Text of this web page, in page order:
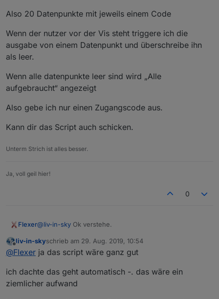
in einem datenpunkt - speziell für "meine " vis
Also 20 Datenpunkte mit jeweils einem Code
Wenn der nutzer vor der Vis steht triggere ich die
ausgabe von einem Datenpunkt und überschreibe ihn
als leer.
Wenn alle datenpunkte leer sind wird „Alle
aufgebraucht“ angezeigt
Also gebe ich nur einen Zugangscode aus.
Kann dir das Script auch schicken.
Unterm Strich ist alles besser.
Ja, voll geil hier!
0
Flexer@liv-in-sky Ok verstehe.
Also 20 Datenpunkte mit jeweils einem Code
ausgabe von einem Datenpunkt und überschreibe ihn
als leer.
Wenn alle datenpunkte leer sind wird „Alle
Offline
liv-in-skyschrieb am 29. Aug. 2019, 10:54
zuletzt editiert von
@Flexer ja das script wäre ganz gut
ich dachte das geht automatisch -. das wäre ein
ziemlicher aufwand